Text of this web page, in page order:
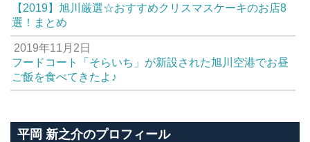
【2019】旭川厳選☆おすすめクリスマスケーキのお店8
選！まとめ
2019年11月2日
フードコート「そらいち」が新設された旭川空港でお昼
ご飯を食べてきたよ♪
平岡 新之介のプロフィール